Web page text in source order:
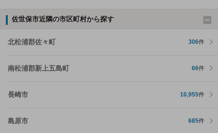
佐世保市近隣の市区町村から探す
北松浦郡佐々町 306件
南松浦郡新上五島町 66件
長崎市 10,955件
島原市 685件